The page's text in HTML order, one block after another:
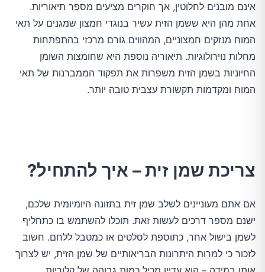
אינם מובנים לחלוטין, אך חוקרים מציעים מספר תיאוריות.
אחת מהן היא ששמן הזית עשיר בנוגדי חמצון שמגנים על תאי
המוח מנזקים חמצוניים, המהווים גורם מרכזי בהתפתחות
מחלות נוירולוגיות. תיאוריה נוספת היא שחומצות השומן
החיוניות בשמן הזית משפרות את תפקוד הממברנות של תאי
המוח ומקדמות תקשורת עצבית טובה יותר.
צריכת שמן זית – איך להתחיל?
אם אתם מעוניינים לשלב שמן זית בתזונה היומיומית שלכם,
ישנם מספר דרכים לעשות זאת. תוכלו להשתמש בו כתחליף
לשמן בישול אחר, כתוספת לסלטים או כמטבל ללחם. חשוב
לזכור כי למרות היתרונות הבריאותיים של שמן הזית, יש לצרוך